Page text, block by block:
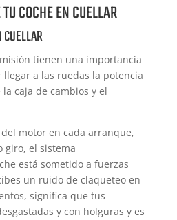
COCHE EN CUELLAR
tienen una importancia
a las ruedas la potencia
caja de cambios y el
motor en cada arranque,
giro, el sistema
está sometido a fuerzas
un ruido de claqueteo en
significa que tus
y con holguras y es